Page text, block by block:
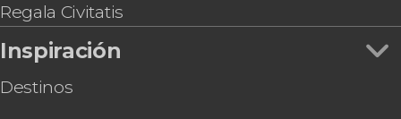
Regala Civitatis
Inspiración
Destinos